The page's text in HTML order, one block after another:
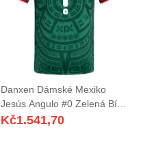
Danxen Dámské Mexiko
Jesús Angulo #0 Zelená Bílá
Červená Domů Hráčské
Kč1.541,70